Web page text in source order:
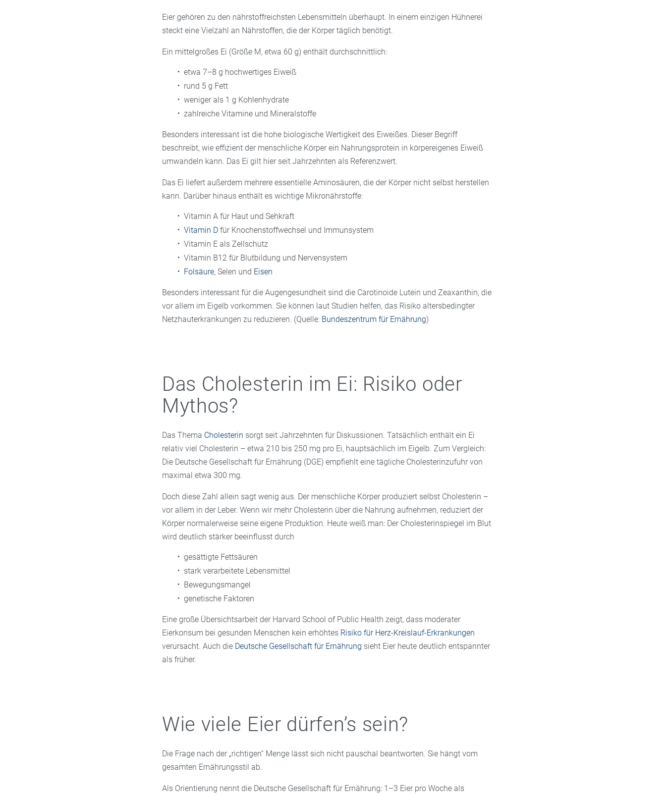
Eier gehören zu den nährstoffreichsten Lebensmitteln überhaupt. In einem einzigen Hühnerei
steckt eine Vielzahl an Nährstoffen, die der Körper täglich benötigt.
Ein mittelgroßes Ei (Größe M, etwa 60 g) enthält durchschnittlich:
etwa 7–8 g hochwertiges Eiweiß
rund 5 g Fett
weniger als 1 g Kohlenhydrate
zahlreiche Vitamine und Mineralstoffe
Besonders interessant ist die hohe biologische Wertigkeit des Eiweißes. Dieser Begriff
beschreibt, wie effizient der menschliche Körper ein Nahrungsprotein in körpereigenes Eiweiß
umwandeln kann. Das Ei gilt hier seit Jahrzehnten als Referenzwert.
Das Ei liefert außerdem mehrere essentielle Aminosäuren, die der Körper nicht selbst herstellen
kann. Darüber hinaus enthält es wichtige Mikronährstoffe:
Vitamin A für Haut und Sehkraft
Vitamin Dfür Knochenstoffwechsel und Immunsystem
Vitamin E als Zellschutz
Vitamin B12 für Blutbildung und Nervensystem
Folsäure, Selen und Eisen
Besonders interessant für die Augengesundheit sind die Carotinoide Lutein und Zeaxanthin, die
vor allem im Eigelb vorkommen. Sie können laut Studien helfen, das Risiko altersbedingter
Netzhauterkrankungen zu reduzieren. (Quelle: Bundeszentrum für Ernährung)
Das Cholesterin im Ei: Risiko oder
Mythos?
Das Thema Cholesterin sorgt seit Jahrzehnten für Diskussionen. Tatsächlich enthält ein Ei
relativ viel Cholesterin – etwa 210 bis 250 mg pro Ei, hauptsächlich im Eigelb. Zum Vergleich:
Die Deutsche Gesellschaft für Ernährung (DGE) empfiehlt eine tägliche Cholesterinzufuhr von
maximal etwa 300 mg.
Doch diese Zahl allein sagt wenig aus. Der menschliche Körper produziert selbst Cholesterin –
vor allem in der Leber. Wenn wir mehr Cholesterin über die Nahrung aufnehmen, reduziert der
Körper normalerweise seine eigene Produktion. Heute weiß man: Der Cholesterinspiegel im Blut
wird deutlich stärker beeinflusst durch
gesättigte Fettsäuren
stark verarbeitete Lebensmittel
Bewegungsmangel
genetische Faktoren
Eine große Übersichtsarbeit der Harvard School of Public Health zeigt, dass moderater
Eierkonsum bei gesunden Menschen kein erhöhtes Risiko für Herz-Kreislauf-Erkrankungen
verursacht. Auch die Deutsche Gesellschaft für Ernährung sieht Eier heute deutlich entspannter
als früher.
Wie viele Eier dürfen’s sein?
Die Frage nach der „richtigen“ Menge lässt sich nicht pauschal beantworten. Sie hängt vom
gesamten Ernährungsstil ab.
Als Orientierung nennt die Deutsche Gesellschaft für Ernährung: 1–3 Eier pro Woche als